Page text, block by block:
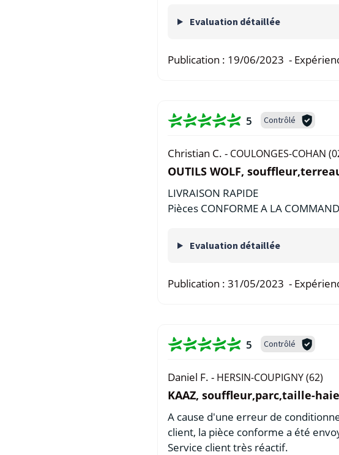
Evaluation détaillée
Publication : 19/06/2023 -
5 Contrôlé
Christian C. - COULONGES-COHAN
OUTILS WOLF,
LIVRAISON RAPIDE
Pièces CONFORME A LA
Evaluation détaillée
Publication : 31/05/2023 -
5 Contrôlé
Daniel F. - HERSIN-COUPIGNY (62)
KAAZ, souffleur,parc,taille-
A cause d'une erreur de
client, la pièce conforme a été
Service client très réactif.